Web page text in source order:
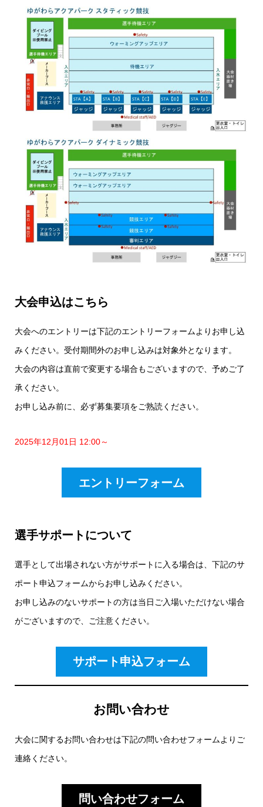
大会申込はこちら
大会へのエントリーは下記のエントリーフォームよりお申し込
みください。受付期間外のお申し込みは対象外となります。
大会の内容は直前で変更する場合もございますので、予めご了
承ください。
お申し込み前に、必ず募集要項をご熟読ください。
2025年12月01日 12:00～
エントリーフォーム
選手サポートについて
選手として出場されない方がサポートに入る場合は、下記のサ
ポート申込フォームからお申し込みください。
お申し込みのないサポートの方は当日ご入場いただけない場合
がございますので、ご注意ください。
サポート申込フォーム
お問い合わせ
大会に関するお問い合わせは下記の問い合わせフォームよりご
連絡ください。
問い合わせフォーム